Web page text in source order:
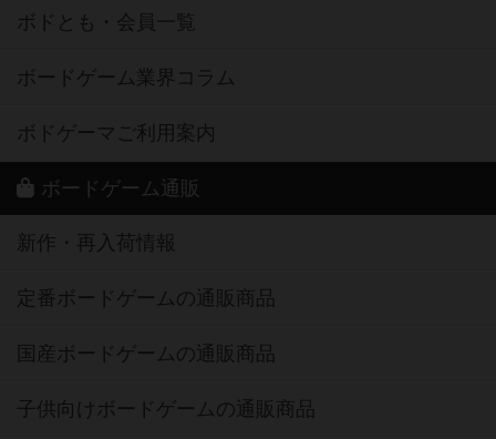
ボドとも・会員一覧
ボードゲーム業界コラム
ボドゲーマご利用案内
ボードゲーム通販
新作・再入荷情報
定番ボードゲームの通販商品
国産ボードゲームの通販商品
子供向けボードゲームの通販商品